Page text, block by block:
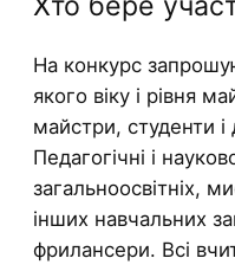
На конкурс
якого віку і рівня
майстри, студенти і
Педагогічні і
загальноосвітніх,
інших навчальних
фрилансери. Всі